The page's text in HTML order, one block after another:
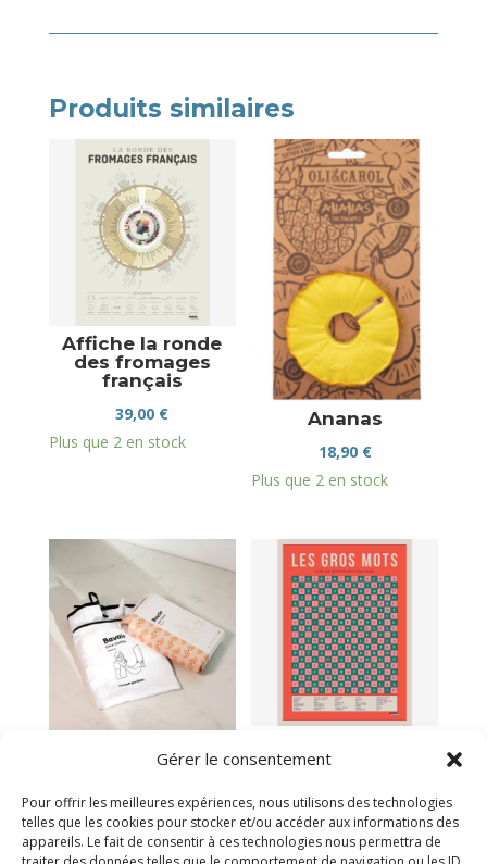
Gérer le consentement
Pour offrir les meilleures expériences, nous utilisons des technologies
telles que les cookies pour stocker et/ou accéder aux informations des
appareils. Le fait de consentir à ces technologies nous permettra de
Produits similaires
Affiche la ronde
des fromages
français
39,00 €
Plus que 2 en stock
Ananas
18,90 €
Plus que 2 en stock
Bavoir à barbe
14,95€
Victime de son succès
mots pour enfants
39,00€
Victime de son succès